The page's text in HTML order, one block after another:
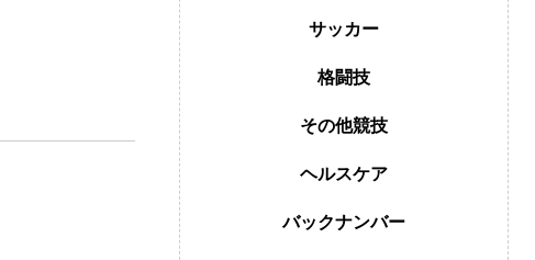
サッカー
格闘技
その他競技
ヘルスケア
バックナンバー